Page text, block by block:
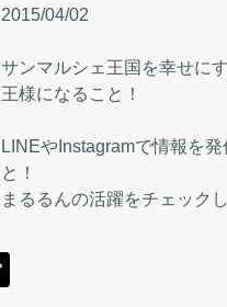
2015/04/02
サンマルシェ王国を幸せに
王様になること！
LINEやInstagramで情報を発
と！
まるるんの活躍をチェック